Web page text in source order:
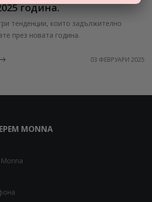
година.
тенденции, които задължително
през новата година.
03 ФЕВРУАРИ 2025
MONNA